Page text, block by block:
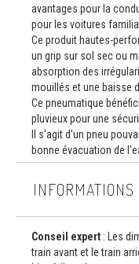
avantages pour la
pour les voitures
Ce produit hautes-
un grip sur sol sec ou
absorption des
mouillés et une baisse
Ce pneumatique
pluvieux pour une
Il s'agit d'un pneu
bonne évacuation de
Conseil expert : Les
train avant et le train